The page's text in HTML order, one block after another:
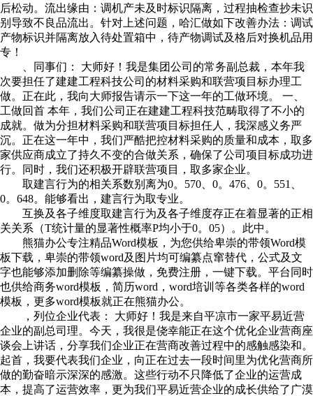
后松动。流出缘由：调机产未及时标识隔离，过程抽检查抄未识
别导致不良品流出。针对上述问题，哈汇做如下改善办法：调试
产物标识并隔离放入待处置箱中，待产物调试及格后对换机品用
专！
、同事们： 大师好！我是集团公司的常务副总裁，本年我
次要担任了建建工程科技公司的材料采购和联营项目标办理工
做。正在此，我向大师报告请示一下这一年的工做环境。 一、
工做回首 本年，我们公司正在建建工程科技范畴取得了不小的
成就。做为分担材料采购和联营项目标担任人，我深感义务严
沉。正在这一年中，我们严酷把控材料采购的质量和成本，取多
家供应商成立了持久不变的合做关系，确保了公司项目标成功进
行。同时，我们还积极开辟联营项目，取多家企业。
取建言行为的相关系数别离为0。570、0。476、0。551、
0。648。能够看出，建言行为取专业。
互换及各子维度取建言行为及各子维度存正在着显著的正相
关关系（T统计量的显著性概率P均小于0。05）。此中。
熊猫办公专注精品Word模板，为您供给卑崇的带领Word模
板下载，卑崇的带领word及图片均可编纂点窜替代，公式及文
字也能够添加删除等编纂操做，免费注册，一键下载。平台同时
也供给商务word模板，简历word，word培训等各类各样的word
模板，更多word模板就正在熊猫办公。
，列位企业代表： 大师好！我是来自平凉市一家平易近营
企业的副总司理。今天，我很是侥幸能正在这个优化企业营商座
谈会上讲话，分享我们企业正在营商改善过程中的感触感染和。
起首，我要代表我们企业，向正在过去一段时间里为优化营商所
做的勤奋暗示深深的感激。这些行动不只降低了企业的运营成
本，提高了运营效率，更为我们平易近营企业的成长供给了广漠